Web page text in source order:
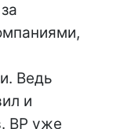
Ведь
и
ВР уже